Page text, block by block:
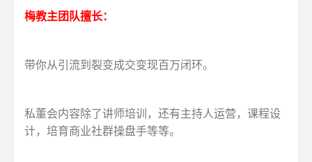
梅教主团队擅长：
带你从引流到裂变成交变现百万闭环。
私董会内容除了讲师培训，还有主持人运营，课程设
计，培育商业社群操盘手等等。